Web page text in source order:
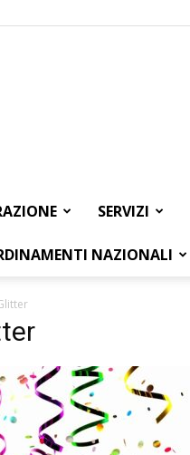
SERVIZI
NAZIONALI